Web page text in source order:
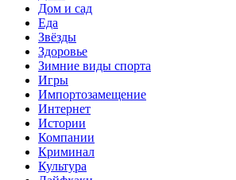
Дом и сад
Еда
Звёзды
Здоровье
Зимние виды спорта
Игры
Импортозамещение
Интернет
Истории
Компании
Криминал
Культура